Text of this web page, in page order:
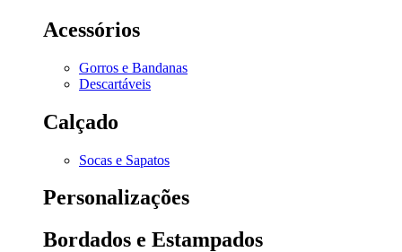
Acessórios
Gorros e Bandanas
Descartáveis
Calçado
Socas e Sapatos
Personalizações
Bordados e Estampados